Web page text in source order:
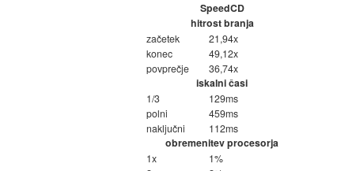
SpeedCD
hitrost branja
začetek
21,94x
konec
49,12x
povprečje
36,74x
iskalni časi
1/3
129ms
polni
459ms
naključni
112ms
obremenitev procesorja
1x
1%